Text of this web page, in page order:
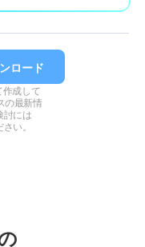
作成して
の最新情
討には
い。
ロード